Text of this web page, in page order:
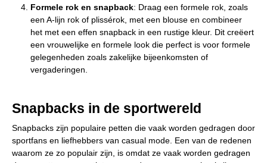
Formele rok en snapback: Draag een formele rok, zoals
een A-lijn rok of plissérok, met een blouse en combineer
het met een effen snapback in een rustige kleur. Dit creëert
een vrouwelijke en formele look die perfect is voor formele
gelegenheden zoals zakelijke bijeenkomsten of
vergaderingen.
Snapbacks in de sportwereld
Snapbacks zijn populaire petten die vaak worden gedragen door
sportfans en liefhebbers van casual mode. Een van de redenen
waarom ze zo populair zijn, is omdat ze vaak worden gedragen